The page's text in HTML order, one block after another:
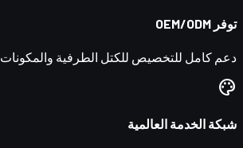
توفر OEM/ODM
دعم كامل للتخصيص للكتل الطرفية والمكونات
palette
شبكة الخدمة العالمية